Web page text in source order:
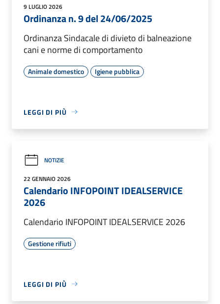
9 LUGLIO 2026
Ordinanza n. 9 del 24/06/2025
Ordinanza Sindacale di divieto di balneazione
cani e norme di comportamento
Animale domestico Igiene pubblica
LEGGI DI PIÙ
NOTIZIE
22 GENNAIO 2026
Calendario INFOPOINT IDEALSERVICE
2026
Calendario INFOPOINT IDEALSERVICE 2026
Gestione rifiuti
LEGGI DI PIÙ